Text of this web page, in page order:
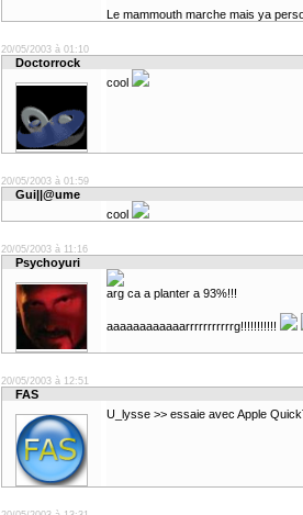
Le mammouth marche mais ya
20/05/2003 à 01:10
Doctorrock
cool
20/05/2003 à 01:59
Gui||@ume
cool
20/05/2003 à 11:16
Psychoyuri
arg ca a planter a 93%!!!
aaaaaaaaaaaarrrrrrrrrrrg!!!!!!!!!!!
20/05/2003 à 12:51
FAS
U_lysse >> essaie avec Apple